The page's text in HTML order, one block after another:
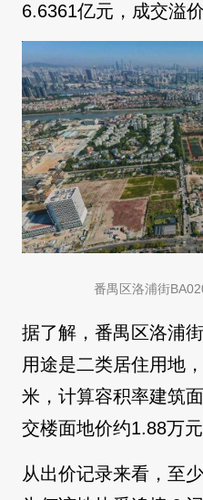
6.6361亿元，成交溢
番禺区洛浦街
据了解，番禺区洛浦
用途是二类居住用地
米，计算容积率建筑
交楼面地价约1.88万元
从出价记录来看，至